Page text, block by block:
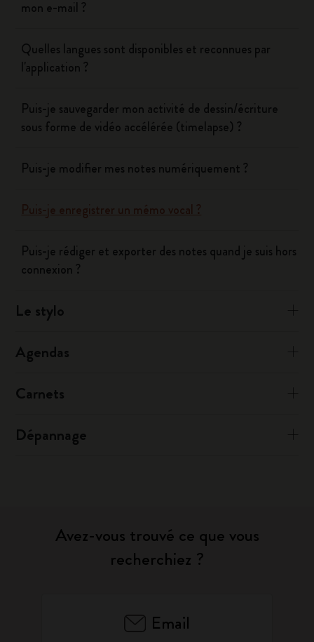
mon e-mail ?
Quelles langues sont disponibles et reconnues par
l'application ?
Puis-je sauvegarder mon activité de dessin/écriture
sous forme de vidéo accélérée (timelapse) ?
Puis-je modifier mes notes numériquement ?
Puis-je enregistrer un mémo vocal ?
Puis-je rédiger et exporter des notes quand je suis hors
connexion ?
Le stylo
Agendas
Carnets
Dépannage
Avez-vous trouvé ce que vous
recherchiez ?
Email